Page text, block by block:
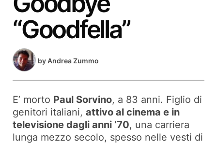
“Goodfella”
by Andrea Zummo
E’ morto Paul Sorvino, a 83 anni. Figlio di
genitori italiani,attivo al cinema e in
televisione dagli anni ’70, una carriera
lunga mezzo secolo, spesso nelle vesti di